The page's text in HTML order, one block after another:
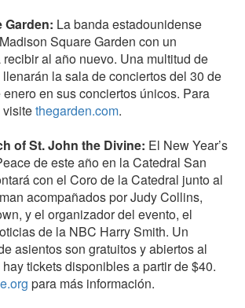
Garden: La banda estadounidense
Square Garden con un
al año nuevo. Una multitud de
la sala de conciertos del 30 de
en sus conciertos únicos. Para
visitethegarden.com.
of St. John the Divine: El New Year’s
de este año en la Catedral San
con el Coro de la Catedral junto al
acompañados por Judy Collins,
y el organizador del evento, el
de la NBC Harry Smith. Un
asientos son gratuitos y abiertos al
tickets disponibles a partir de $40.
para más información.